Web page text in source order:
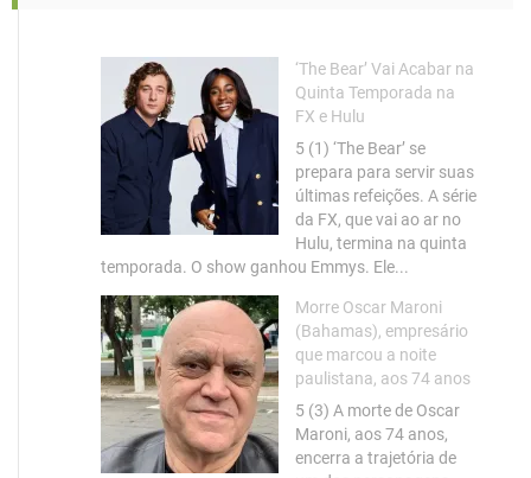
‘The Bear’ Vai Acabar na
Quinta Temporada na
FX e Hulu
5 (1) ‘The Bear’ se
prepara para servir suas
últimas refeições. A série
da FX, que vai ao ar no
Hulu, termina na quinta
temporada. O show ganhou Emmys. Ele...
Morre Oscar Maroni
(Bahamas), empresário
que marcou a noite
paulistana, aos 74 anos
5 (3) A morte de Oscar
Maroni, aos 74 anos,
encerra a trajetória de